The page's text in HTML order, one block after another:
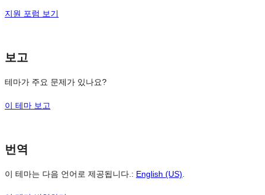
지원 포럼 보기
보고
테마가 주요 문제가 있나요?
이 테마 보고
번역
이 테마는 다음 언어로 제공됩니다.: English (US)